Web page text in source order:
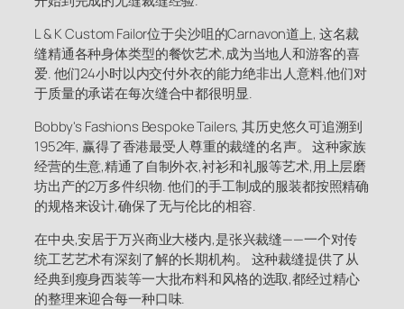
L & K Custom Failor位于尖沙咀的Carnavon道上, 这名裁
缝精通各种身体类型的餐饮艺术,成为当地人和游客的喜
爱. 他们24小时以内交付外衣的能力绝非出人意料,他们对
于质量的承诺在每次缝合中都很明显.
Bobby's Fashions Bespoke Tailers, 其历史悠久可追溯到
1952年, 赢得了香港最受人尊重的裁缝的名声。 这种家族
经营的生意,精通了自制外衣,衬衫和礼服等艺术,用上层磨
坊出产的2万多件织物. 他们的手工制成的服装都按照精确
的规格来设计,确保了无与伦比的相容.
在中央,安居于万兴商业大楼内,是张兴裁缝——一个对传
统工艺艺术有深刻了解的长期机构。 这种裁缝提供了从
经典到瘦身西装等一大批布料和风格的选取,都经过精心
的整理来迎合每一种口味.